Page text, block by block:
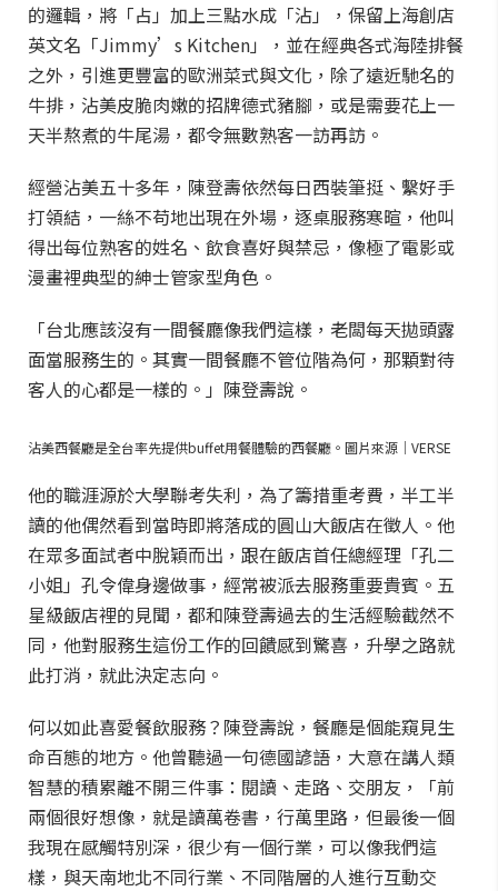
的邏輯，將「占」加上三點水成「沾」，保留上海創店
英文名「Jimmy’s Kitchen」，並在經典各式海陸排餐
之外，引進更豐富的歐洲菜式與文化，除了遠近馳名的
牛排，沾美皮脆肉嫩的招牌德式豬腳，或是需要花上一
天半熬煮的牛尾湯，都令無數熟客一訪再訪。
經營沾美五十多年，陳登壽依然每日西裝筆挺、繫好手
打領結，一絲不苟地出現在外場，逐桌服務寒暄，他叫
得出每位熟客的姓名、飲食喜好與禁忌，像極了電影或
漫畫裡典型的紳士管家型角色。
「台北應該沒有一間餐廳像我們這樣，老闆每天拋頭露
面當服務生的。其實一間餐廳不管位階為何，那顆對待
客人的心都是一樣的。」陳登壽說。
沾美西餐廳是全台率先提供buffet用餐體驗的西餐廳。圖片來源｜VERSE
他的職涯源於大學聯考失利，為了籌措重考費，半工半
讀的他偶然看到當時即將落成的圓山大飯店在徵人。他
在眾多面試者中脫穎而出，跟在飯店首任總經理「孔二
小姐」孔令偉身邊做事，經常被派去服務重要貴賓。五
星級飯店裡的見聞，都和陳登壽過去的生活經驗截然不
同，他對服務生這份工作的回饋感到驚喜，升學之路就
此打消，就此決定志向。
何以如此喜愛餐飲服務？陳登壽說，餐廳是個能窺見生
命百態的地方。他曾聽過一句德國諺語，大意在講人類
智慧的積累離不開三件事：閱讀、走路、交朋友，「前
兩個很好想像，就是讀萬卷書，行萬里路，但最後一個
我現在感觸特別深，很少有一個行業，可以像我們這
樣，與天南地北不同行業、不同階層的人進行互動交